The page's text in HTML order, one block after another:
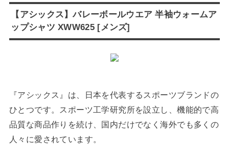
【アシックス】バレーボールウエア 半袖ウォームア
ップシャツ XWW625 [メンズ]
『アシックス』は、日本を代表するスポーツブランドの
ひとつです。スポーツ工学研究所を設立し、機能的で高
品質な商品作りを続け、国内だけでなく海外でも多くの
人々に愛されています。